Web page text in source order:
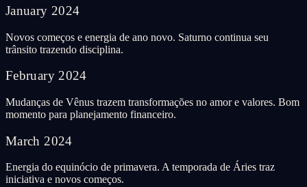
January 2024
Novos começos e energia de ano novo. Saturno continua seu
trânsito trazendo disciplina.
February 2024
Mudanças de Vênus trazem transformações no amor e valores. Bom
momento para planejamento financeiro.
March 2024
Energia do equinócio de primavera. A temporada de Áries traz
iniciativa e novos começos.